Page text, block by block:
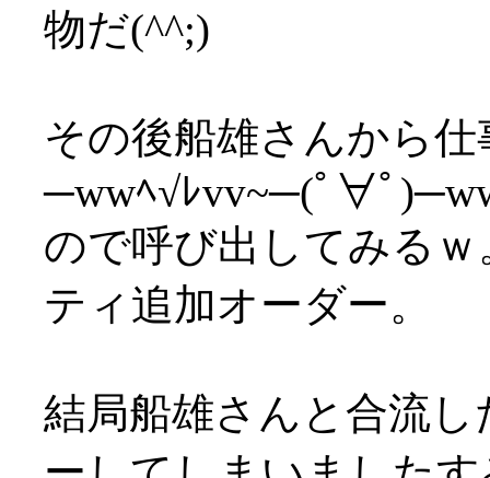
物だ(^^;)
その後船雄さんから
─wwﾍ√ﾚvv~─(ﾟ∀ﾟ
ので呼び出してみる
ティ追加オーダー。
結局船雄さんと合流